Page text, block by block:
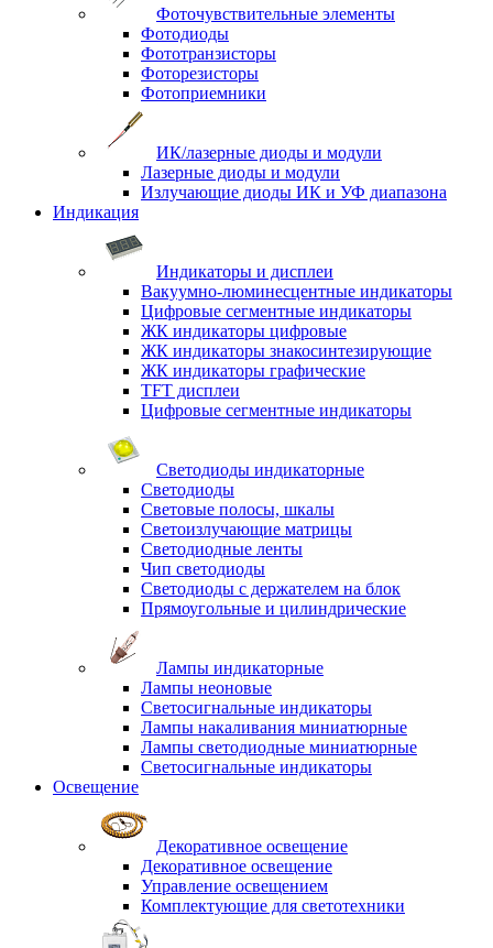
Фоточувствительные элементы
Фотодиоды
Фототранзисторы
Фоторезисторы
Фотоприемники
ИК/лазерные диоды и модули
Лазерные диоды и модули
Излучающие диоды ИК и УФ диапазона
Индикация
Индикаторы и дисплеи
Вакуумно-люминесцентные индикаторы
Цифровые сегментные индикаторы
ЖК индикаторы цифровые
ЖК индикаторы знакосинтезирующие
ЖК индикаторы графические
TFT дисплеи
Цифровые сегментные индикаторы
Светодиоды индикаторные
Светодиоды
Световые полосы, шкалы
Светоизлучающие матрицы
Светодиодные ленты
Чип светодиоды
Светодиоды с держателем на блок
Прямоугольные и цилиндрические
Лампы индикаторные
Лампы неоновые
Светосигнальные индикаторы
Лампы накаливания миниатюрные
Лампы светодиодные миниатюрные
Светосигнальные индикаторы
Освещение
Декоративное освещение
Декоративное освещение
Управление освещением
Комплектующие для светотехники